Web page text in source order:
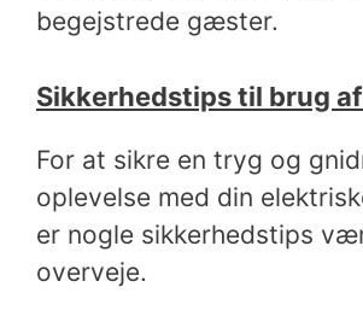
begejstrede gæster.
Sikkerhedstips til brug
For at sikre en tryg og
oplevelse med din
er nogle sikkerhedstips
overveje.